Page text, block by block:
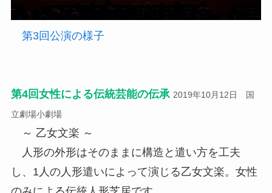
第3回公演の様子
第4回女性による伝統芸能の伝承 2019年10月12日 国
立劇場小劇場
～ 乙女文楽 ～
人形の外形はそのままに構造と遣い方を工夫
し、1人の人形遣いによって演じる乙女文楽。女性